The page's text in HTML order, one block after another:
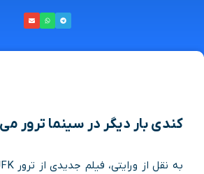
کندی بار دیگر در سینما ترور